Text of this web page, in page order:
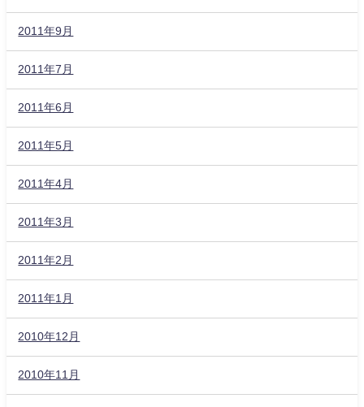
2011年9月
2011年7月
2011年6月
2011年5月
2011年4月
2011年3月
2011年2月
2011年1月
2010年12月
2010年11月